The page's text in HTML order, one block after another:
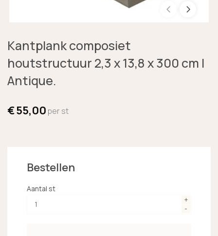
Kantplank composiet
houtstructuur 2,3 x 13,8 x 300 cm |
Antique.
€55,00 per st
Bestellen
Aantal st